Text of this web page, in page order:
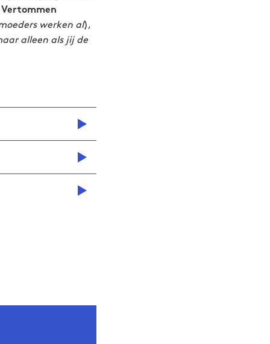
Vertommen
werken al),
alleen als jij de